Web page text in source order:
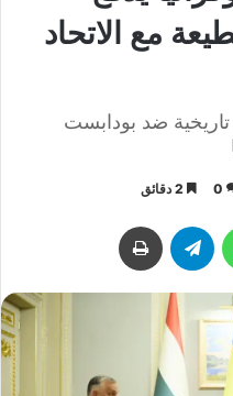
مع الاتحاد
تاريخية ضد بودابست
0